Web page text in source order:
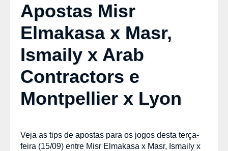
Apostas Misr
Elmakasa x Masr,
Ismaily x Arab
Contractors e
Montpellier x Lyon
Veja as tips de apostas para os jogos desta terça-
feira (15/09) entre Misr Elmakasa x Masr, Ismaily x